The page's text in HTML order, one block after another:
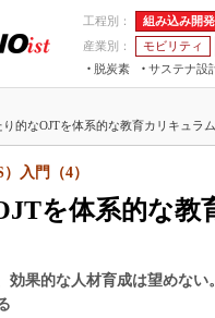
工程別： 組み込み開発
産業別：
モビリティ
脱炭素
サステナ設
つながる工場
つながるサービス
AI×設備保全
的なOJTを体系的な教育カリキュラム
を体系的な教
入門（4）
効果的な人材育成は望めな